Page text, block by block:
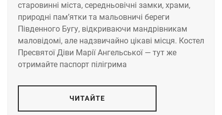
старовинні міста, середньовічні замки, храми,
природні пам’ятки та мальовничі береги
Південного Бугу, відкриваючи мандрівникам
маловідомі, але надзвичайно цікаві місця. Костел
Пресвятої Діви Марії Ангельської — тут же
отримайте паспорт пілігрима
ЧИТАЙТЕ